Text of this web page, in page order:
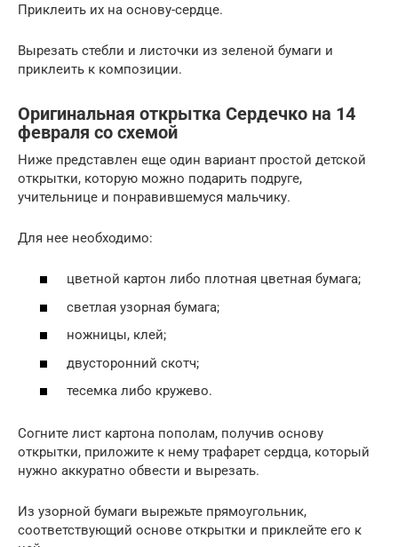
Приклеить их на основу-сердце.
Вырезать стебли и листочки из зеленой бумаги и
приклеить к композиции.
Оригинальная открытка Сердечко на 14
февраля со схемой
Ниже представлен еще один вариант простой детской
открытки, которую можно подарить подруге,
учительнице и понравившемуся мальчику.
Для нее необходимо:
цветной картон либо плотная цветная бумага;
светлая узорная бумага;
ножницы, клей;
двусторонний скотч;
тесемка либо кружево.
Согните лист картона пополам, получив основу
открытки, приложите к нему трафарет сердца, который
нужно аккуратно обвести и вырезать.
Из узорной бумаги вырежьте прямоугольник,
соответствующий основе открытки и приклейте его к